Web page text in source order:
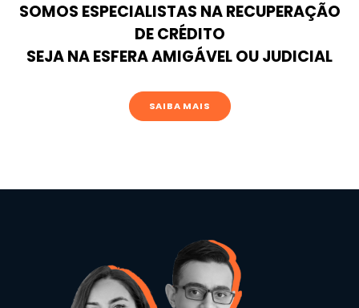
SOMOS ESPECIALISTAS NA RECUPERAÇÃO
DE CRÉDITO
SEJA NA ESFERA AMIGÁVEL OU JUDICIAL
SAIBA MAIS